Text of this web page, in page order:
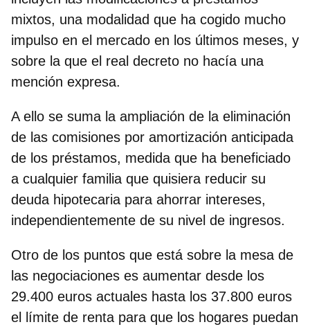
mixtos, una modalidad que ha cogido mucho
impulso en el mercado en los últimos meses, y
sobre la que el real decreto no hacía una
mención expresa.
A ello se suma la ampliación de la eliminación
de las comisiones por amortización anticipada
de los préstamos, medida que ha beneficiado
a cualquier familia que quisiera reducir su
deuda hipotecaria para ahorrar intereses,
independientemente de su nivel de ingresos.
Otro de los puntos que está sobre la mesa de
las negociaciones es aumentar desde los
29.400 euros actuales hasta los 37.800 euros
el límite de renta para que los hogares puedan